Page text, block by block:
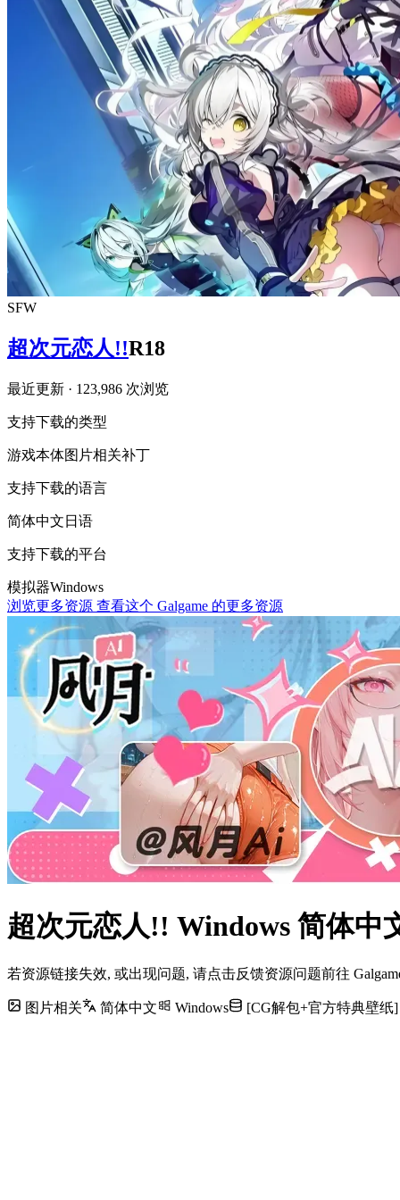
SFW
超次元恋人!!R18
最近更新 · 123,986 次浏览
支持下载的类型
游戏本体图片相关补丁
支持下载的语言
简体中文 日语
支持下载的平台
模拟器Windows
浏览更多资源 查看这个 Galgame 的更多资源
超次元恋人!! Windows 简体中
若资源链接失效, 或出现问题, 请点击反馈资源问题前往
图片相关 简体中文 Windows [CG解包+官方特典壁纸]